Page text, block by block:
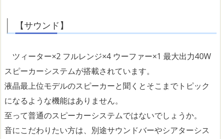
【サウンド】
ツィーター×2 フルレンジ×4 ウーファー×1 最大出力40W
スピーカーシステムが搭載されています。
液晶最上位モデルのスピーカーと聞くとそこまでトピック
になるような機能はありません。
至って普通のスピーカーシステムではないでしょうか。
音にこだわりたい方は、別途サウンドバーやシアターシス